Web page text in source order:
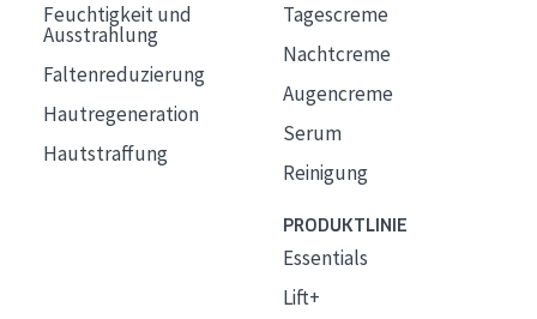
Feuchtigkeit und
Ausstrahlung
Faltenreduzierung
Hautregeneration
Hautstraffung
Tagescreme
Nachtcreme
Augencreme
Serum
Reinigung
PRODUKTLINIE
Essentials
Lift+